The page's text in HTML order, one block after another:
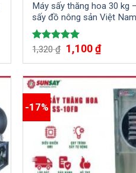
Máy sấy thăng hoa 30 kg
sấy đồ nông sản Việt Nam
Được xếp
1,320₫ 1,100₫
-17%